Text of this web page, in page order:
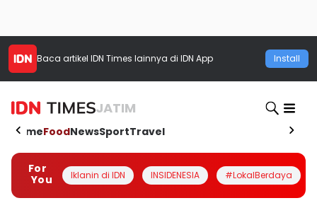
Baca artikel IDN Times lainnya di IDN App Install
JATIM
HomeFoodNewsSportTravel
For
You
Iklanin di IDN INSIDENESIA #LokalBerdaya